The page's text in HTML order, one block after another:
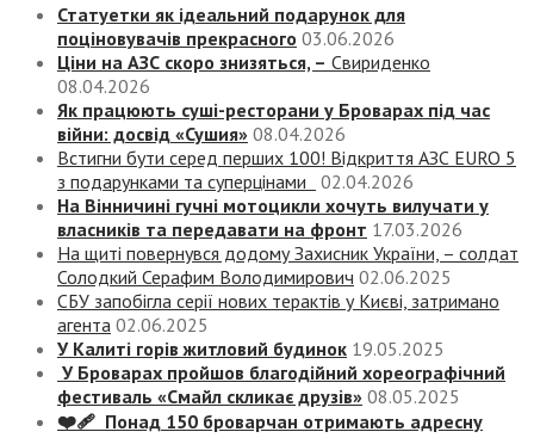
Статуетки як ідеальний подарунок для
поціновувачів прекрасного 03.06.2026
Ціни на АЗС скоро знизяться, – Свириденко
08.04.2026
Як працюють суші-ресторани у Броварах під час
війни: досвід «Сушия» 08.04.2026
Встигни бути серед перших 100! Відкриття АЗС EURO 5
з подарунками та суперцінами
02.04.2026
На Вінничині гучні мотоцикли хочуть вилучати у
власників та передавати на фронт 17.03.2026
На щиті повернувся додому Захисник України, – солдат
Солодкий Серафим Володимирович 02.06.2025
СБУ запобігла серії нових терактів у Києві, затримано
агента 02.06.2025
У Калиті горів житловий будинок 19.05.2025
У Броварах пройшов благодійний хореографічний
фестиваль «Смайл скликає друзів» 08.05.2025
❤️‍🩹 Понад 150 броварчан отримають адресну